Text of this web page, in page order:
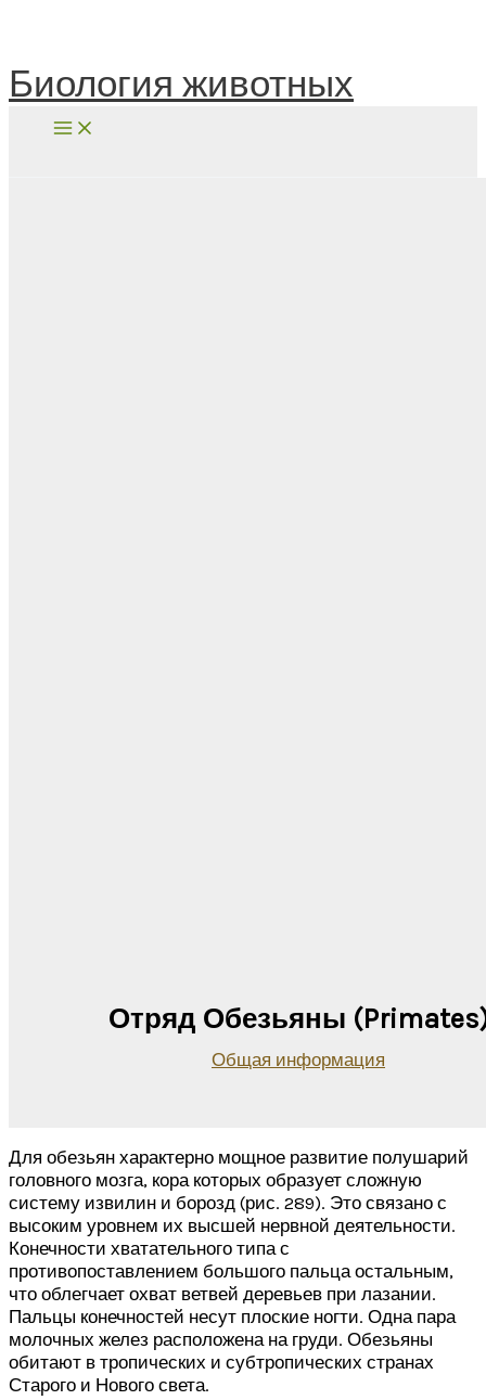
Биология животных
Отряд Обезьяны
Общая информация
Для обезьян характерно мощное развитие полушарий
головного мозга, кора которых образует сложную
систему извилин и борозд (рис. 289). Это связано с
высоким уровнем их высшей нервной деятельности.
Конечности хватательного типа с
противопоставлением большого пальца остальным,
что облегчает охват ветвей деревьев при лазании.
Пальцы конечностей несут плоские ногти. Одна пара
молочных желез расположена на груди. Обезьяны
обитают в тропических и субтропических странах
Старого и Нового света.